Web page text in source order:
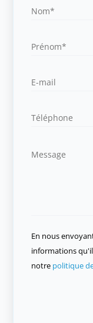
En nous
informations
notre politique